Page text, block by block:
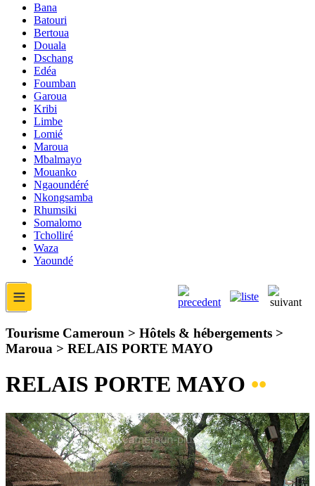
Bana
Batouri
Bertoua
Douala
Dschang
Edéa
Foumban
Garoua
Kribi
Limbe
Lomié
Maroua
Mbalmayo
Mouanko
Ngaoundéré
Nkongsamba
Rhumsiki
Somalomo
Tcholliré
Waza
Yaoundé
≡
Tourisme Cameroun > Hôtels & hébergements >
Maroua > RELAIS PORTE MAYO
RELAIS PORTE MAYO ••